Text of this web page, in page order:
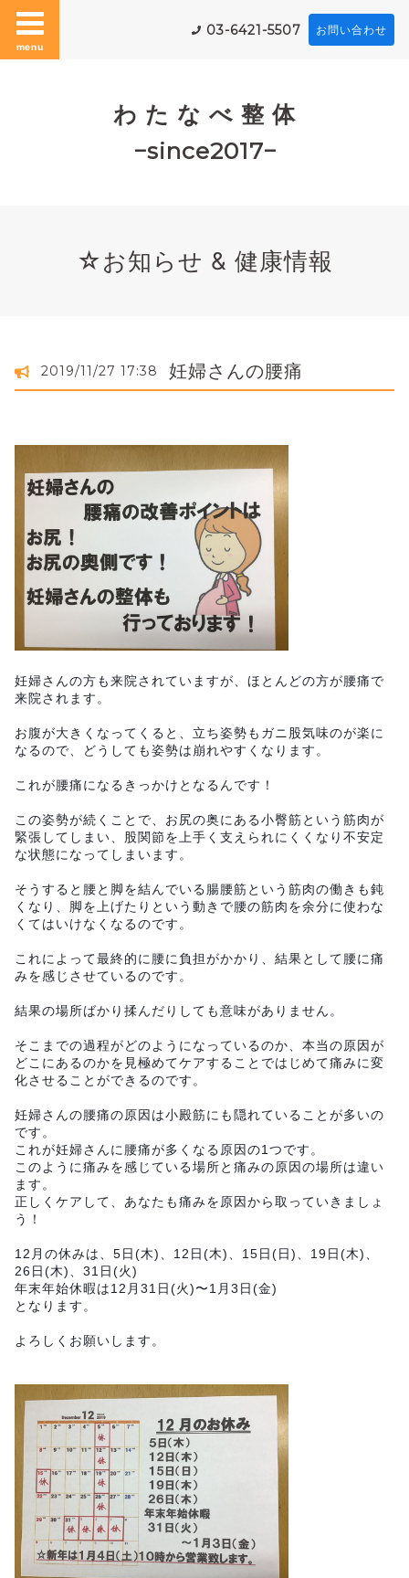
menu
03-6421-5507 お問い合わせ
わ た な べ 整 体
−since2017−
☆お知らせ & 健康情報
2019/11/27 17:38 妊婦さんの腰痛
妊婦さんの方も来院されていますが、ほとんどの方が腰痛で
来院されます。
お腹が大きくなってくると、立ち姿勢もガニ股気味のが楽に
なるので、どうしても姿勢は崩れやすくなります。
これが腰痛になるきっかけとなるんです！
この姿勢が続くことで、お尻の奥にある小臀筋という筋肉が
緊張してしまい、股関節を上手く支えられにくくなり不安定
な状態になってしまいます。
そうすると腰と脚を結んでいる腸腰筋という筋肉の働きも鈍
くなり、脚を上げたりという動きで腰の筋肉を余分に使わな
くてはいけなくなるのです。
これによって最終的に腰に負担がかかり、結果として腰に痛
みを感じさせているのです。
結果の場所ばかり揉んだりしても意味がありません。
そこまでの過程がどのようになっているのか、本当の原因が
どこにあるのかを見極めてケアすることではじめて痛みに変
化させることができるのです。
妊婦さんの腰痛の原因は小殿筋にも隠れていることが多いの
です。
これが妊婦さんに腰痛が多くなる原因の1つです。
このように痛みを感じている場所と痛みの原因の場所は違い
ます。
正しくケアして、あなたも痛みを原因から取っていきましょ
う！
12月の休みは、5日(木)、12日(木)、15日(日)、19日(木)、
26日(木)、31日(火)
年末年始休暇は12月31日(火)〜1月3日(金)
となります。
よろしくお願いします。